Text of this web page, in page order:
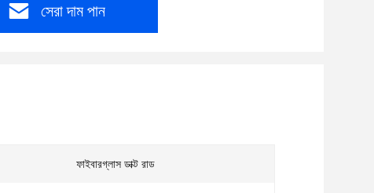
সেরা দাম পান
ফাইবারগ্লাস ডাক্ট রাড